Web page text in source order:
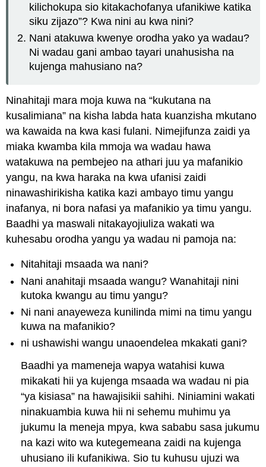
kilichokupa sio kitakachofanya ufanikiwe katika
siku zijazo”? Kwa nini au kwa nini?
Nani atakuwa kwenye orodha yako ya wadau?
Ni wadau gani ambao tayari unahusisha na
kujenga mahusiano na?
Ninahitaji mara moja kuwa na “kukutana na
kusalimiana” na kisha labda hata kuanzisha mkutano
wa kawaida na kwa kasi fulani. Nimejifunza zaidi ya
miaka kwamba kila mmoja wa wadau hawa
watakuwa na pembejeo na athari juu ya mafanikio
yangu, na kwa haraka na kwa ufanisi zaidi
ninawashirikisha katika kazi ambayo timu yangu
inafanya, ni bora nafasi ya mafanikio ya timu yangu.
Baadhi ya maswali nitakayojiuliza wakati wa
kuhesabu orodha yangu ya wadau ni pamoja na:
Nitahitaji msaada wa nani?
Nani anahitaji msaada wangu? Wanahitaji nini
kutoka kwangu au timu yangu?
Ni nani anayeweza kunilinda mimi na timu yangu
kuwa na mafanikio?
ni ushawishi wangu unaoendelea mkakati gani?
Baadhi ya mameneja wapya watahisi kuwa
mikakati hii ya kujenga msaada wa wadau ni pia
“ya kisiasa” na hawajisikii sahihi. Niniamini wakati
ninakuambia kuwa hii ni sehemu muhimu ya
jukumu la meneja mpya, kwa sababu sasa jukumu
na kazi wito wa kutegemeana zaidi na kujenga
uhusiano ili kufanikiwa. Sio tu kuhusu ujuzi wa